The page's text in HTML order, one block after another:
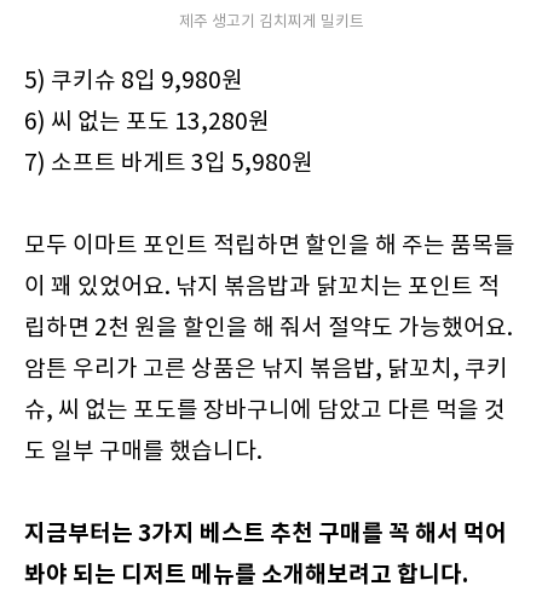
제주 생고기 김치찌게 밀키트
5) 쿠키슈 8입 9,980원
6) 씨 없는 포도 13,280원
7) 소프트 바게트 3입 5,980원
모두 이마트 포인트 적립하면 할인을 해 주는 품목들
이 꽤 있었어요. 낚지 볶음밥과 닭꼬치는 포인트 적
립하면 2천 원을 할인을 해 줘서 절약도 가능했어요.
암튼 우리가 고른 상품은 낚지 볶음밥, 닭꼬치, 쿠키
슈, 씨 없는 포도를 장바구니에 담았고 다른 먹을 것
도 일부 구매를 했습니다.
지금부터는 3가지 베스트 추천 구매를 꼭 해서 먹어
봐야 되는 디저트 메뉴를 소개해보려고 합니다.